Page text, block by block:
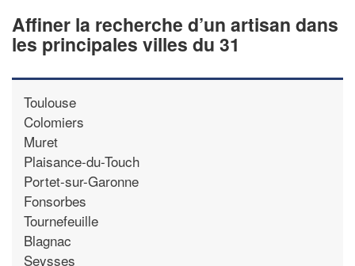
Affiner la recherche d’un artisan dans
les principales villes du 31
Toulouse
Colomiers
Muret
Plaisance-du-Touch
Portet-sur-Garonne
Fonsorbes
Tournefeuille
Blagnac
Seysses